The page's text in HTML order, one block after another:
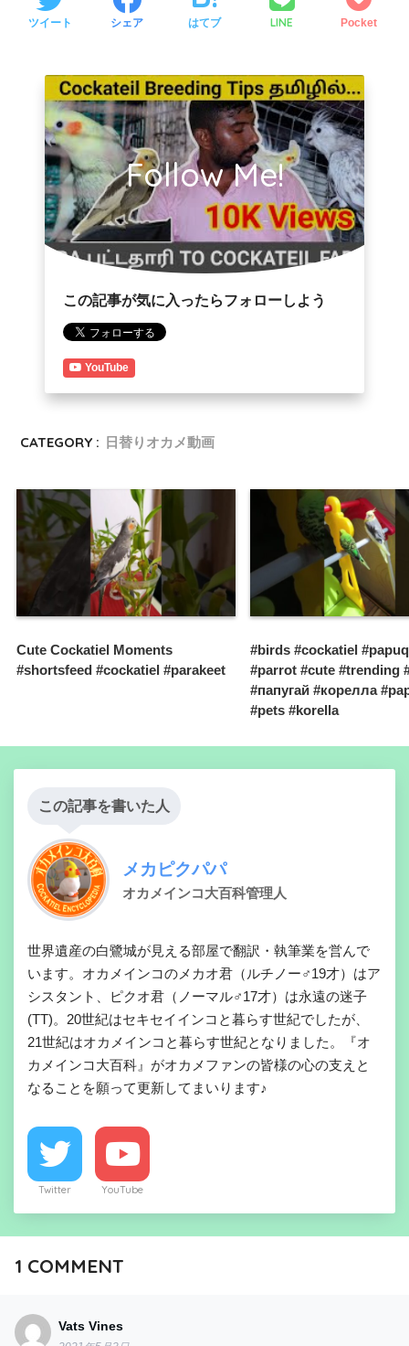
ツイート シェア はてブ LINE Pocket
Follow Me!
この記事が気に入ったらフォローしよう
YouTube
CATEGORY : 日替りオカメ動画
Cute Cockatiel Moments
#shortsfeed #cockatiel #parakeet
#birds #cockatiel
#parrot #cute #trending
#папугай #корелла
#pets #korella
この記事を書いた人
メカピクパパ
オカメインコ大百科管理人
世界遺産の白鷺城が見える部屋で翻訳・執筆業を営んで
います。オカメインコのメカオ君（ルチノー♂19才）はア
シスタント、ピクオ君（ノーマル♂17才）は永遠の迷子
(TT)。20世紀はセキセイインコと暮らす世紀でしたが、
21世紀はオカメインコと暮らす世紀となりました。『オ
カメインコ大百科』がオカメファンの皆様の心の支えと
なることを願って更新してまいります♪
Twitter YouTube
1 COMMENT
Vats Vines